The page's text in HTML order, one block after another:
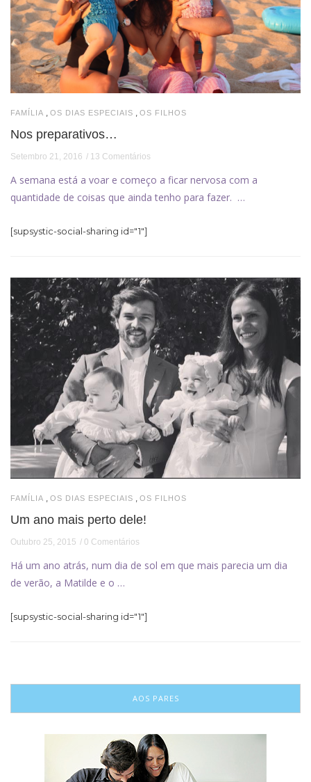
FAMÍLIA , OS DIAS ESPECIAIS , OS FILHOS
Nos preparativos…
Setembro 21, 2016 13 Comentários
A semana está a voar e começo a ficar nervosa com a
quantidade de coisas que ainda tenho para fazer. …
[supsystic-social-sharing id="1"]
FAMÍLIA , OS DIAS ESPECIAIS , OS FILHOS
Um ano mais perto dele!
Outubro 25, 2015 0 Comentários
Há um ano atrás, num dia de sol em que mais parecia um dia
de verão, a Matilde e o …
[supsystic-social-sharing id="1"]
AOS PARES